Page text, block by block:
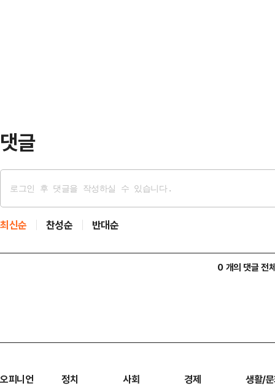
댓글
최신순 찬성순 반대순
0 개의 댓글 전
오피니언 정치 사회 경제 생활/